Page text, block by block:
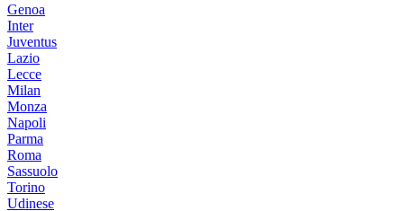
Genoa
Inter
Juventus
Lazio
Lecce
Milan
Monza
Napoli
Parma
Roma
Sassuolo
Torino
Udinese